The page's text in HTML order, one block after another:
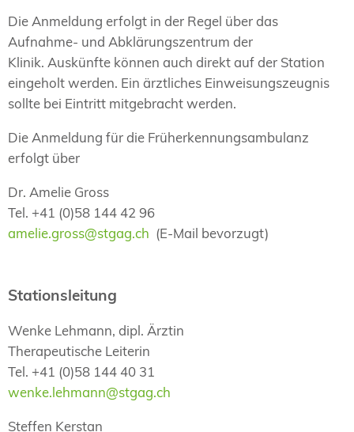
Die Anmeldung erfolgt in der Regel über das
Aufnahme- und Abklärungszentrum der
Klinik. Auskünfte können auch direkt auf der Station
eingeholt werden. Ein ärztliches Einweisungszeugnis
sollte bei Eintritt mitgebracht werden.
Die Anmeldung für die Früherkennungsambulanz
erfolgt über
Dr. Amelie Gross
Tel. +41 (0)58 144 42 96
amelie.gross@stgag.ch (E-Mail bevorzugt)
Stationsleitung
Wenke Lehmann, dipl. Ärztin
Therapeutische Leiterin
Tel. +41 (0)58 144 40 31
wenke.lehmann@stgag.ch
Steffen Kerstan